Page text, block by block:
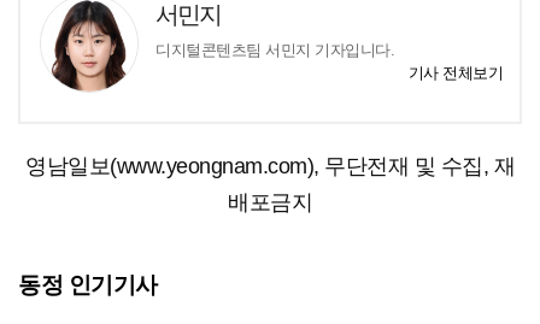
서민지
디지털콘텐츠팀 서민지 기자입니다.
기사 전체보기
영남일보(www.yeongnam.com), 무단전재 및 수집, 재
배포금지
동정 인기기사